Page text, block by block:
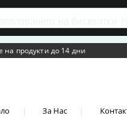
на бисквитки
продукти до 14 дни
За Нас